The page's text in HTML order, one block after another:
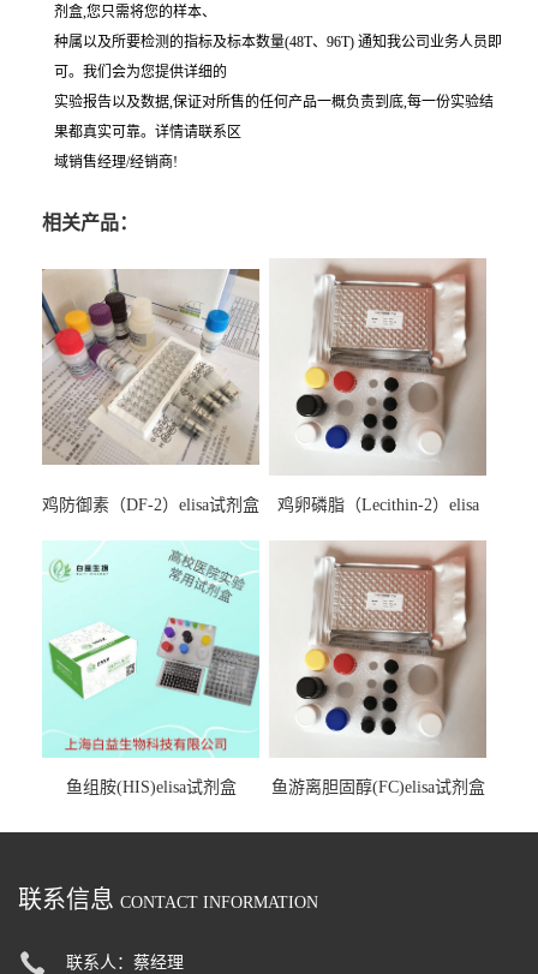
剂盒,您只需将您的样本、
种属以及所要检测的指标及标本数量(48T、96T) 通知我公司业务人员即
可。我们会为您提供详细的
实验报告以及数据,保证对所售的任何产品一概负责到底,每一份实验结
果都真实可靠。详情请联系区
域销售经理/经销商!
相关产品：
鸡防御素（DF-2）elisa试剂盒
鸡卵磷脂（Lecithin-2）elisa
鱼组胺(HIS)elisa试剂盒 鱼游离胆固醇(FC)elisa试剂盒
联系信息 CONTACT INFORMATION
联系人：蔡经理